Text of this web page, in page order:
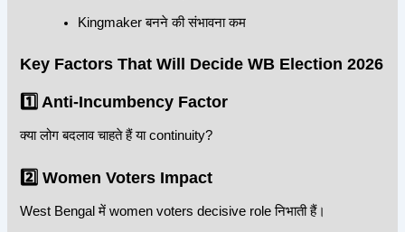
Kingmaker बनने की संभावना कम
Key Factors That Will Decide WB Election 2026
1️⃣ Anti-Incumbency Factor
क्या लोग बदलाव चाहते हैं या continuity?
2️⃣ Women Voters Impact
West Bengal में women voters decisive role निभाती हैं।